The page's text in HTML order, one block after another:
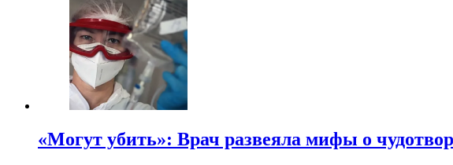
«Могут убить»: Врач развеяла мифы о